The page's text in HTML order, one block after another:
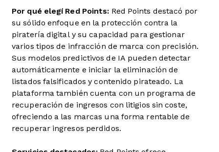
Por qué elegí Red Points: Red Points destacó por
su sólido enfoque en la protección contra la
piratería digital y su capacidad para gestionar
varios tipos de infracción de marca con precisión.
Sus modelos predictivos de IA pueden detectar
automáticamente e iniciar la eliminación de
listados falsificados y contenido pirateado. La
plataforma también cuenta con un programa de
recuperación de ingresos con litigios sin coste,
ofreciendo a las marcas una forma rentable de
recuperar ingresos perdidos.